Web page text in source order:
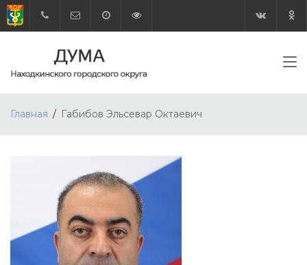
Главная Габибов Эльсевар Октаевич